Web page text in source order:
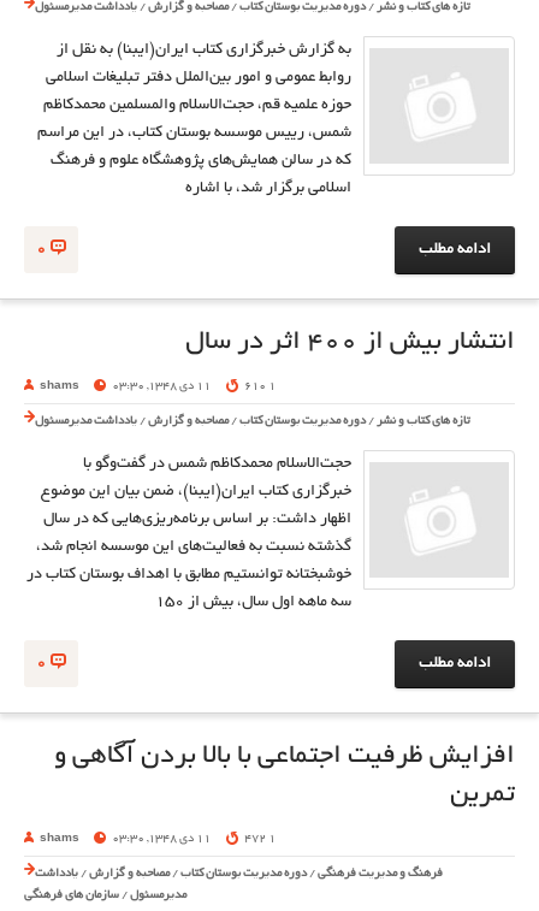
تازه های کتاب و نشر /دوره مدیریت بوستان کتاب /مصاحبه و گزارش / یادداشت مدیرمسئول
به گزارش خبرگزاري كتاب ايران(ايبنا) به نقل از
روابط عمومي و امور بين‌الملل دفتر تبليغات اسلامي
حوزه علميه قم، حجت‌الاسلام ‌والمسلمين محمد‌كاظم
شمس، رييس موسسه بوستان كتاب، در این مراسم
كه در سالن همايش‌هاي پژوهشگاه علوم و فرهنگ
اسلامي برگزار شد، با اشاره
0 ادامه مطلب
انتشار بيش از ۴00 اثر در سال
shams 11 دی 1348, 03:30 1 610
تازه های کتاب و نشر /دوره مدیریت بوستان کتاب /مصاحبه و گزارش / یادداشت مدیرمسئول
حجت‌الاسلام محمدكاظم شمس در گفت‌وگو با
خبرگزاري كتاب ايران(ايبنا)، ضمن بيان اين موضوع
اظهار داشت: بر اساس برنامه‌‌ريزي‌هايي كه در سال
گذشته نسبت به فعاليت‌هاي اين موسسه انجام شد،
خوشبختانه توانستيم مطابق با اهداف بوستان كتاب در
سه ماهه اول سال، بیش از ۱۵۰
0 ادامه مطلب
افزايش ظرفيت اجتماعی با بالا بردن آگاهی و
تمرين
shams 11 دی 1348, 03:30 1 472
فرهنگ و مدیریت فرهنگی /دوره مدیریت بوستان کتاب /مصاحبه و گزارش / یادداشت
مدیرمسئول / سازمان های فرهنگی